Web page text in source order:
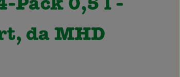
Pack 0,5 l -
da MHD